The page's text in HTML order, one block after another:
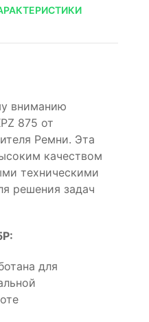
вниманию
875 от
Ремни. Эта
качеством
техническими
решения задач
для